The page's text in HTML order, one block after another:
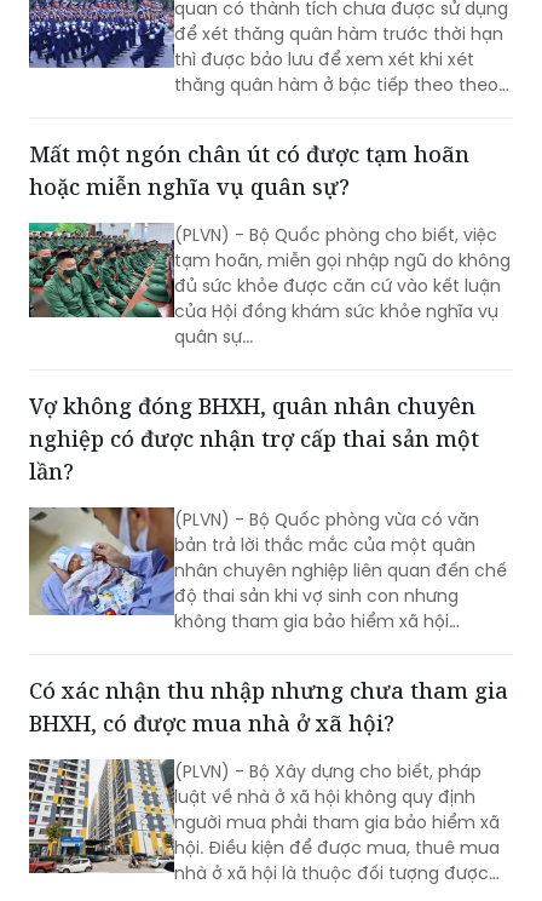
thăng quân hàm ở bậc tiếp theo theo
quy định của Thông tư số 18/2025/TT-
BQP.
Mất một ngón chân út có được tạm hoãn
(PLVN) - Bộ Quốc phòng cho biết, việc
tạm hoãn, miễn gọi nhập ngũ do không
đủ sức khỏe được căn cứ vào kết luận
của Hội đồng khám sức khỏe nghĩa vụ
quân sự...
Vợ không đóng BHXH, quân nhân chuyên
lần?
(PLVN) - Bộ Quốc phòng vừa có văn
nhân chuyên nghiệp liên quan đến chế
độ thai sản khi vợ sinh con nhưng
không tham gia bảo hiểm xã hội
(BHXH).
Có xác nhận thu nhập nhưng chưa tham gia
(PLVN) - Bộ Xây dựng cho biết, pháp
luật về nhà ở xã hội không quy định
người mua phải tham gia bảo hiểm xã
hội. Điều kiện để được mua, thuê mua
nhà ở xã hội là thuộc đối tượng được
hưởng chính sách và đáp ứng các yêu
cầu về nhà ở, thu nhập theo quy định
hiện hành.
Đất chữ 'T' trong Giấy chứng nhận quyền sử